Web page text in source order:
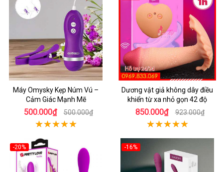
Máy Omysky Kẹp Núm Vú –
Cảm Giác Mạnh Mẽ
500.000₫ 500.000₫
Dương vật giả không dây điều
khiển từ xa nhỏ gọn 42 độ
850.000₫ 923.000₫
-20% -16%